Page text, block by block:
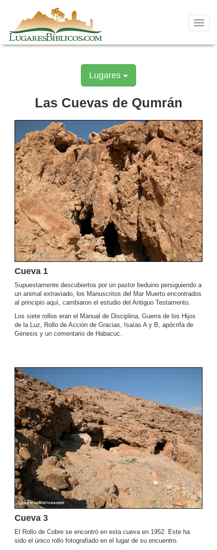
content
Lugares
Las Cuevas de Qumrán
Cueva 1
Supuestamente descubiertos por un pastor beduino persiguiendo a
un animal extraviado, los Manuscritos del Mar Muerto encontrados
al principio aquí, cambiaron el estudio del Antiguo Testamento.
Los siete rollos eran el Manual de Disciplina, Guerra de los Hijos
de la Luz, Rollo de Acción de Gracias, Isaías A y B, apócrifa de
Génesis y un comentario de Habacuc.
Cueva 3
El Rollo de Cobre se encontró en esta cueva en 1952. Este ha
sido el único rollo fotografiado en el lugar de su encuentro.